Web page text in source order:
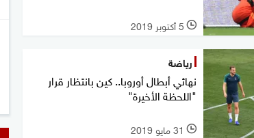
l 5 أكتوبر 2019
رياضة
نهائي أبطال أوروبا.. كين بانتظار قرار
"اللحظة الأخيرة"
l 31 مايو 2019